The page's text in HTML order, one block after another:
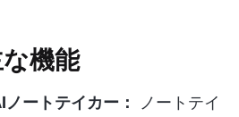
機能
ートテイカー：
ノートテイ